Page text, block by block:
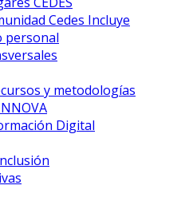
Cedes Incluye
personal
y metodologías
Digital